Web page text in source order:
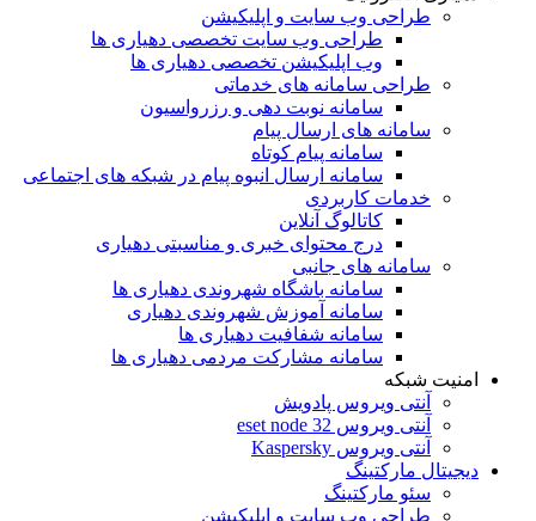
طراحی وب سایت و اپلیکیشن
طراحی وب سایت تخصصی دهیاری ها
وب اپلیکیشن تخصصی دهیاری ها
طراحی سامانه های خدماتی
سامانه نوبت دهی و رزرواسیون
سامانه های ارسال پیام
سامانه پیام کوتاه
سامانه ارسال انبوه پیام در شبکه های اجتماعی
خدمات کاربردی
کاتالوگ آنلاین
درج محتوای خبری و مناسبتی دهیاری
سامانه های جانبی
سامانه باشگاه شهروندی دهیاری ها
سامانه آموزش شهروندی دهیاری
سامانه شفافیت دهیاری ها
سامانه مشارکت مردمی دهیاری ها
امنیت شبکه
آنتی ویروس پادویش
آنتی ویروس 32 eset node
آنتی ویروس Kaspersky
دیجیتال مارکتینگ
سئو مارکتینگ
طراحی وب سایت و اپلیکیشن